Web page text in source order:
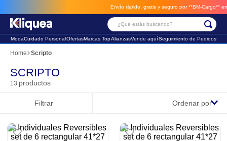
Envío rápido, gratis y seguro por **BM-Cargo** envios a través de BM-
¿Qué estás buscando?
ModaCuidado PersonalOfertasMarcas TopAlianzasVende aquíSeguimiento de Pedidos
Scripto
SCRIPTO
13 productos
Filtrar Ordenar por
Términos Más Buscados
1. chaleco
2. sandalia
futbol